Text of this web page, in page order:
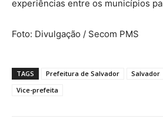
experiências entre os municípios
Foto: Divulgação / Secom PMS
TAGS Prefeitura de Salvador Salvador
Vice-prefeita